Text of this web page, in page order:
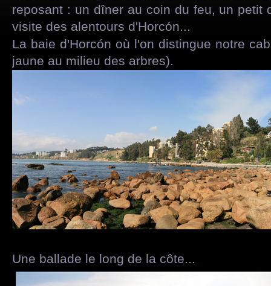
reposant : un dîner au coin du feu, un petit
visite des alentours d'Horcón...
La baie d'Horcón où l'on distingue notre
jaune au milieu des arbres).
Une ballade le long de la côte...